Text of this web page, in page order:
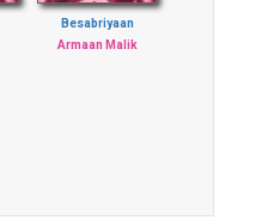
Besabriyaan
Armaan Malik